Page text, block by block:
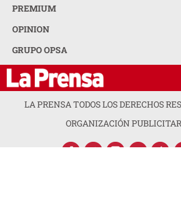
PREMIUM
OPINION
GRUPO OPSA
LA PRENSA TODOS LOS DERECHOS
ORGANIZACIÓN